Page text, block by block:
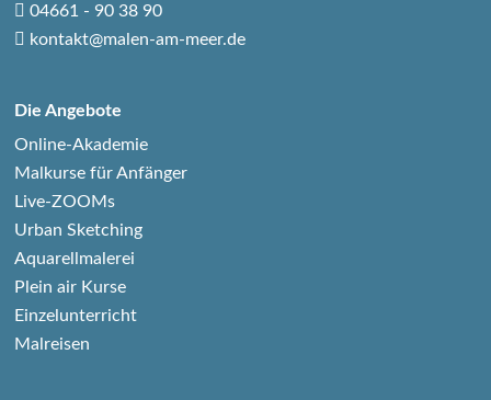
04661 - 90 38 90
kontakt@malen-am-meer.de
Die Angebote
Online-Akademie
Malkurse für Anfänger
Live-ZOOMs
Urban Sketching
Aquarellmalerei
Plein air Kurse
Einzelunterricht
Malreisen